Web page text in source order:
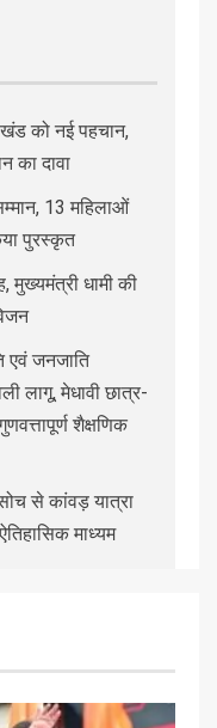
को नई पहचान,
का दावा
13 महिलाओं
पुरस्कृत
मुख्यमंत्री धामी की
एवं जनजाति
लागू, मेधावी छात्र-
शैक्षणिक
से कांवड़ यात्रा
माध्यम